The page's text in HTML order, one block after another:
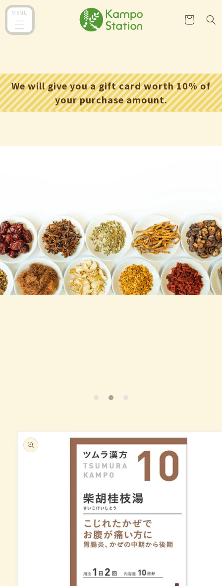
ンツに
進む
MENU
ー
We will give you a gift card worth 10% of
your purchase amount.
商品情
報にス
キップ